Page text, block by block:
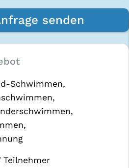
senden
Schwimmen,
Teilnehmer